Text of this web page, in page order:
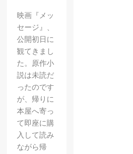
映画『メッ
セージ』、
公開初日に
観てきまし
た。原作小
説は未読だ
ったのです
が、帰りに
本屋へ寄っ
て即座に購
入して読み
ながら帰